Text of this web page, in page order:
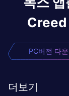
PC버전 다
더보기